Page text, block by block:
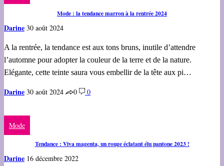
Mode : la tendance marron à la rentrée 2024
Darine 30 août 2024
A la rentrée, la tendance est aux tons bruns, inutile d’attendre
l’automne pour adopter la couleur de la terre et de la nature.
Elégante, cette teinte saura vous embellir de la tête aux pi…
Darine 30 août 2024 0 0
Mode
Tendance : Viva magenta, un rouge éclatant élu pantone 2023 !
Darine 16 décembre 2022